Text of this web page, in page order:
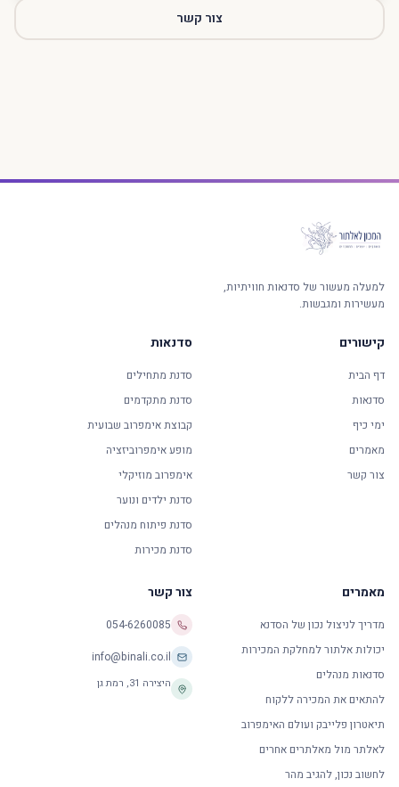
צור קשר
למעלה מעשור של סדנאות חוויתיות,
מעשירות ומגבשות.
קישורים
דף הבית
סדנאות
ימי כיף
מאמרים
צור קשר
סדנאות
סדנת מתחילים
סדנת מתקדמים
קבוצת אימפרוב שבועית
מופע אימפרוביזציה
אימפרוב מוזיקלי
סדנת ילדים ונוער
סדנת פיתוח מנהלים
סדנת מכירות
מאמרים
מדריך לניצול נכון של הסדנא
יכולות אלתור למחלקת המכירות
סדנאות מנהלים
להתאים את המכירה ללקוח
תיאטרון פלייבק ועולם האימפרוב
לאלתר מול מאלתרים אחרים
לחשוב נכון, להגיב מהר
צור קשר
054-6260085
info@binali.co.il
היצירה 31 , רמת גן